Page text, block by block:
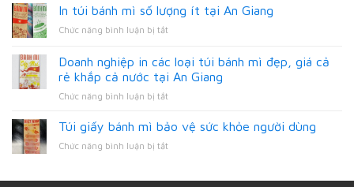
túi
bánh
giá
rẻ
An
bạn
bí
quyết
nơi
in
bao
bánh
và
In túi bánh mì số lượng ít tại An Giang
Chức năng bình luận bị tắtở
túi
bánh
mì
số
ít
An
Doanh nghiệp in các loại túi bánh mì đẹp, giá cả
rẻ khắp cả nước tại An Giang
Chức năng bình luận bị tắtở
nghiệp
các
Túi giấy bánh mì bảo vệ sức khỏe người dùng
Chức năng bình luận bị tắtở